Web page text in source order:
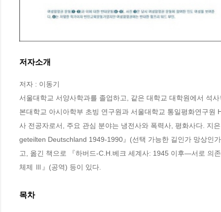
저자소개
저자 : 이동기
서울대학교 서양사학과를 졸업하고, 같은 대학교 대학원에서 석
본대학교 아시아학부 초빙 연구원과 서울대학교 통일평화연구
사 전공자로서, 주요 관심 분야는 냉전사와 폭력사, 평화사다.
geteilten Deutschland 1949-1990』(선택 가능한 길인가 망상인
고, 옮긴 책으로 『하버드-C.H.베크 세계사: 1945 이후―서로 의
체제 Ⅲ』(공역) 등이 있다.
목차